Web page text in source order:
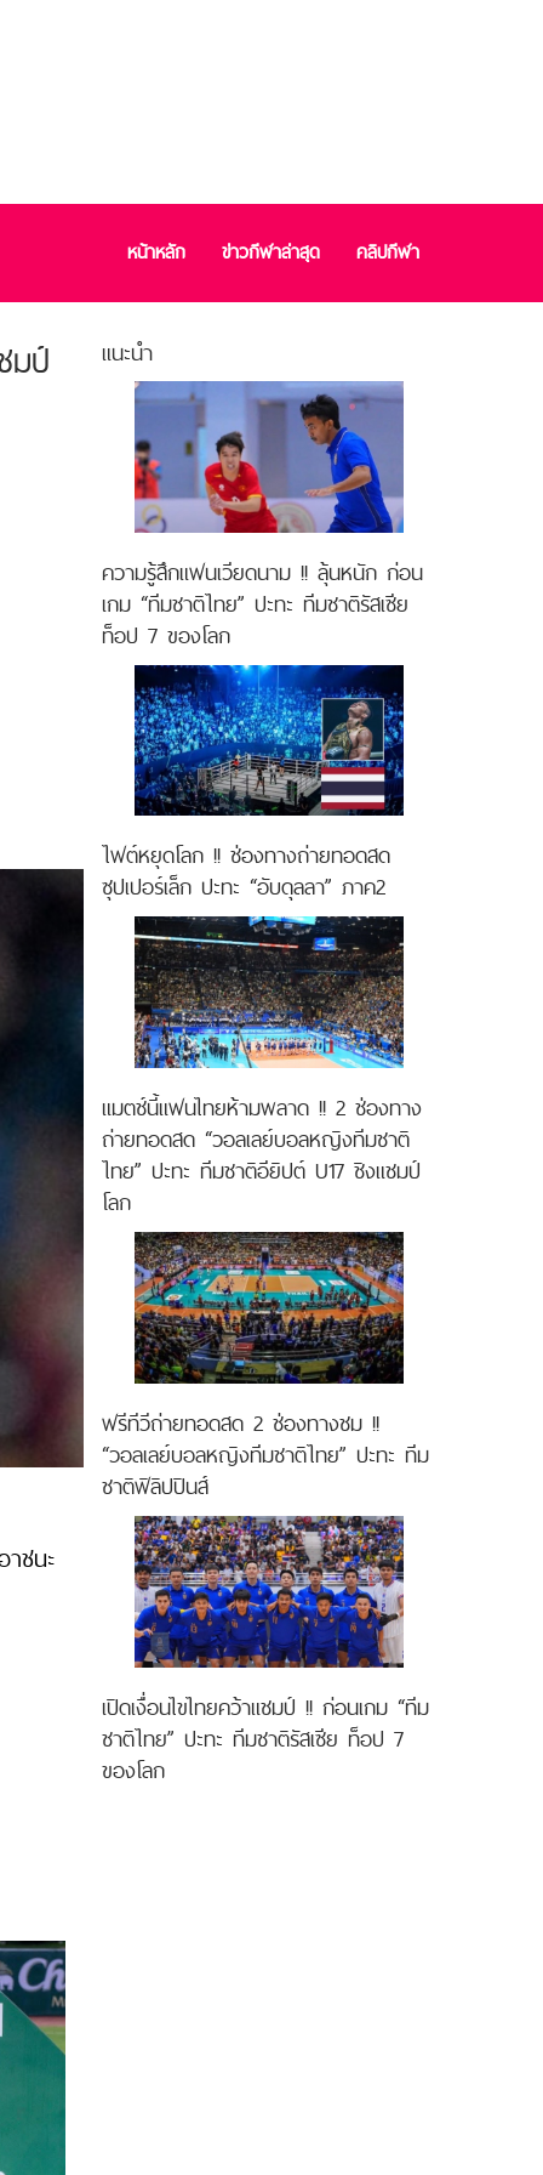
หน้าหลัก ข่าวกีฬาล่าสุด คลิปกีฬา
มป์
ชนะ
แนะนำ
ความรู้สึกแฟนเวียดนาม !! ลุ้นหนัก ก่อน
เกม “ทีมชาติไทย” ปะทะ ทีมชาติรัสเซีย
ท็อป 7 ของโลก
ไฟต์หยุดโลก !! ช่องทางถ่ายทอดสด
ซุปเปอร์เล็ก ปะทะ “อับดุลลา” ภาค2
แมตช์นี้แฟนไทยห้ามพลาด !! 2 ช่องทาง
ถ่ายทอดสด “วอลเลย์บอลหญิงทีมชาติ
ไทย” ปะทะ ทีมชาติอียิปต์ U17 ชิงแชมป์
โลก
ฟรีทีวีถ่ายทอดสด 2 ช่องทางชม !!
“วอลเลย์บอลหญิงทีมชาติไทย” ปะทะ ทีม
ชาติฟิลิปปินส์
เปิดเงื่อนไขไทยคว้าแชมป์ !! ก่อนเกม “ทีม
ชาติไทย” ปะทะ ทีมชาติรัสเซีย ท็อป 7
ของโลก